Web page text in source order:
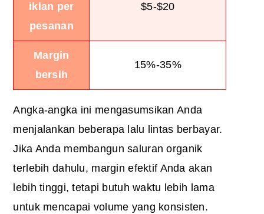
iklan per
pesanan
$5-$20
Margin
bersih
15%-35%
Angka-angka ini mengasumsikan Anda
menjalankan beberapa lalu lintas berbayar.
Jika Anda membangun saluran organik
terlebih dahulu, margin efektif Anda akan
lebih tinggi, tetapi butuh waktu lebih lama
untuk mencapai volume yang konsisten.